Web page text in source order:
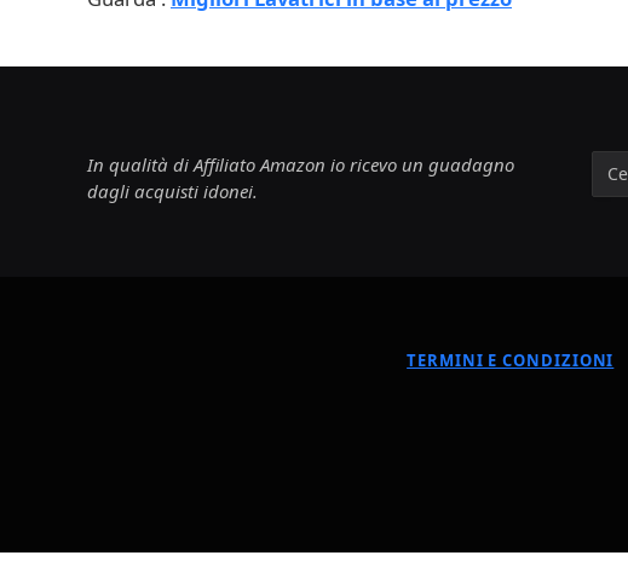
In qualità di Affiliato Amazon io ricevo un guadagno
dagli acquisti idonei.
TERMINI E CONDIZIONI